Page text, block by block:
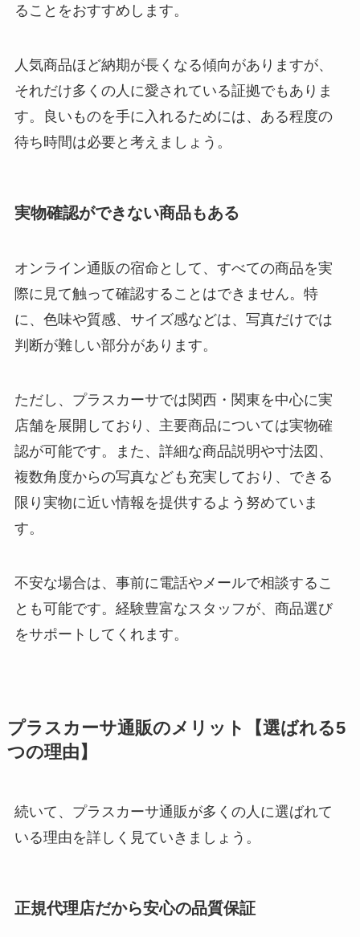
ることをおすすめします。
人気商品ほど納期が長くなる傾向がありますが、
それだけ多くの人に愛されている証拠でもありま
す。良いものを手に入れるためには、ある程度の
待ち時間は必要と考えましょう。
実物確認ができない商品もある
オンライン通販の宿命として、すべての商品を実
際に見て触って確認することはできません。特
に、色味や質感、サイズ感などは、写真だけでは
判断が難しい部分があります。
ただし、プラスカーサでは関西・関東を中心に実
店舗を展開しており、主要商品については実物確
認が可能です。また、詳細な商品説明や寸法図、
複数角度からの写真なども充実しており、できる
限り実物に近い情報を提供するよう努めていま
す。
不安な場合は、事前に電話やメールで相談するこ
とも可能です。経験豊富なスタッフが、商品選び
をサポートしてくれます。
プラスカーサ通販のメリット【選ばれる5
つの理由】
続いて、プラスカーサ通販が多くの人に選ばれて
いる理由を詳しく見ていきましょう。
正規代理店だから安心の品質保証